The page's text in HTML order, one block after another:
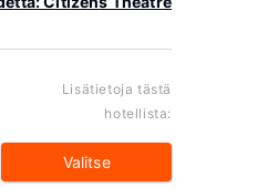
Lisätietoja tästä
hotellista:
Valitse